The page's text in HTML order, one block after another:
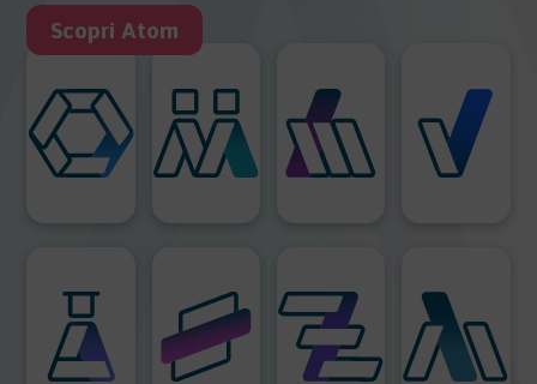
Scopri Atom